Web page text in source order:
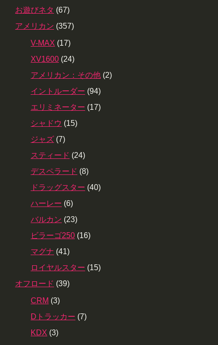
お遊びネタ (67)
アメリカン (357)
V-MAX (17)
XV1600 (24)
アメリカン：その他 (2)
イントルーダー (94)
エリミネーター (17)
シャドウ (15)
ジャズ (7)
スティード (24)
デスペラード (8)
ドラッグスター (40)
ハーレー (6)
バルカン (23)
ビラーゴ250 (16)
マグナ (41)
ロイヤルスター (15)
オフロード (39)
CRM (3)
Dトラッカー (7)
KDX (3)